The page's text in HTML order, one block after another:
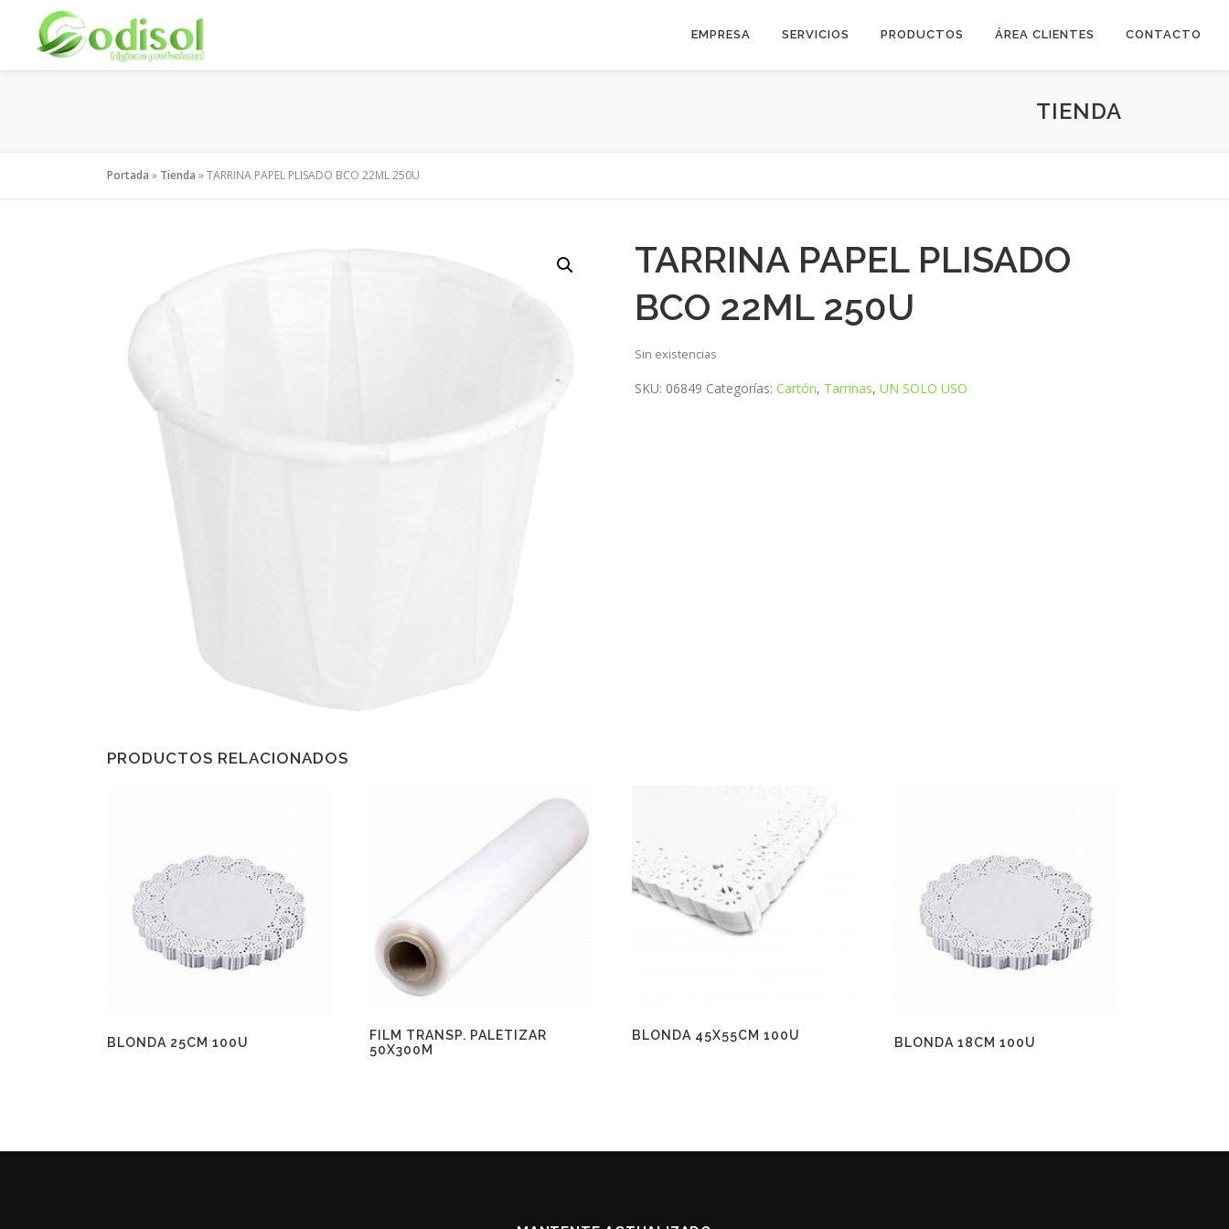
contenido
EMPRESA SERVICIOS PRODUCTOS ÁREA CLIENTES CONTACTO
TIENDA
Portada » Tienda »TARRINA PAPEL PLISADO BCO 22ML 250U
TARRINA PAPEL PLISADO
BCO 22ML 250U
Sin existencias
SKU: 06849 Categorías:Cartón, Tarrinas,UN SOLO USO
PRODUCTOS RELACIONADOS
BLONDA 25CM 100U
FILM TRANSP. PALETIZAR
50X300M
BLONDA 45X55CM 100U BLONDA 18CM 100U